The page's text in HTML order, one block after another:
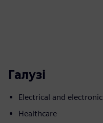
Галузі
Electrical and electronic
Healthcare